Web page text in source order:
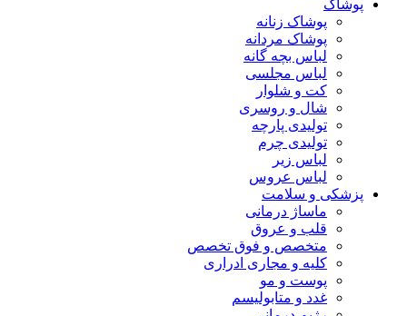
پوشاک
پوشاک زنانه
پوشاک مردانه
لباس بچه گانه
لباس مجلسی
کت و شلوار
شال و روسری
تولیدی پارچه
تولیدی چرم
لباس زیر
لباس عروس
پزشکی و سلامت
ماساژ درمانی
قلب و عروق
متخصص و فوق تخصص
کلیه و مجاری ادراری
پوست و مو
غدد و متابولیسم